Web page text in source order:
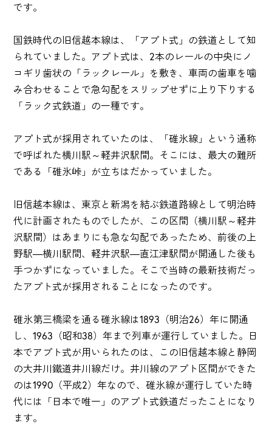
です。
国鉄時代の旧信越本線は、「アプト式」の鉄道として知
られていました。アプト式は、2本のレールの中央にノ
コギリ歯状の「ラックレール」を敷き、車両の歯車を噛
み合わせることで急勾配をスリップせずに上り下りする
「ラック式鉄道」の一種です。
アプト式が採用されていたのは、「碓氷線」という通称
で呼ばれた横川駅～軽井沢駅間。そこには、最大の難所
である「碓氷峠」が立ちはだかっていました。
旧信越本線は、東京と新潟を結ぶ鉄道路線として明治時
代に計画されたものでしたが、この区間（横川駅～軽井
沢駅間）はあまりにも急な勾配であったため、前後の上
野駅―横川駅間、軽井沢駅―直江津駅間が開通した後も
手つかずになっていました。そこで当時の最新技術だっ
たアプト式が採用されることになったのです。
碓氷第三橋梁を通る碓氷線は1893（明治26）年に開通
し、1963（昭和38）年まで列車が運行していました。日
本でアプト式が用いられたのは、この旧信越本線と静岡
の大井川鐵道井川線だけ。井川線のアプト区間ができた
のは1990（平成2）年なので、碓氷線が運行していた時
代には「日本で唯一」のアプト式鉄道だったことになり
ます。